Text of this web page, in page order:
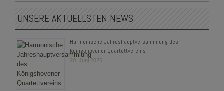
UNSERE AKTUELLSTEN NEWS
Harmonische Jahreshauptversammlung des
Königshovener Quartettvereins
20. Juni 2026